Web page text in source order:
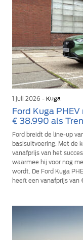
1 juli 2026 - Kuga
Ford Kuga
€ 38.990 als
Ford breidt de line-up
basisuitvoering. Met de
vanafprijs van het
waarmee hij voor nog
wordt. De Ford Kuga
heeft een vanafprijs van